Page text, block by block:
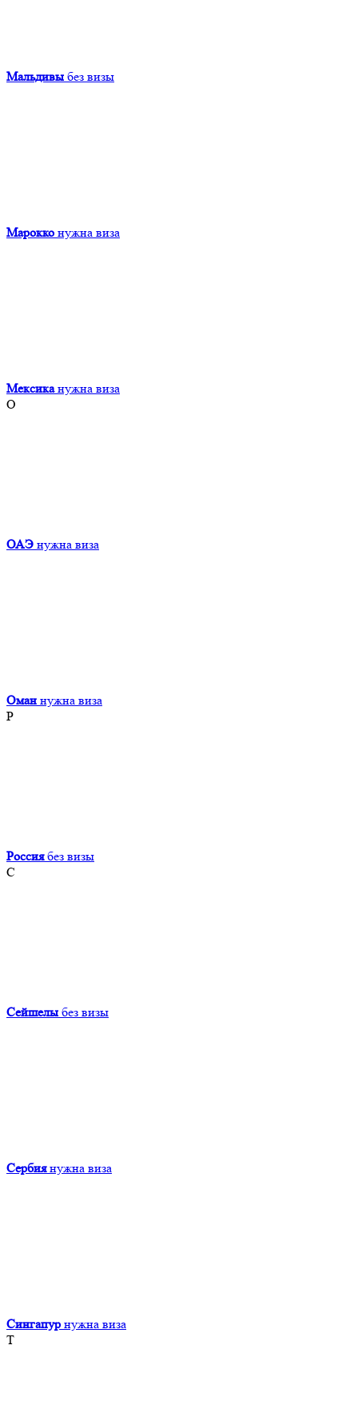
Мальдивы без визы
Марокко нужна виза
Мексика нужна виза
О
ОАЭ нужна виза
Оман нужна виза
Р
Россия без визы
С
Сейшелы без визы
Сербия нужна виза
Сингапур нужна виза
Т